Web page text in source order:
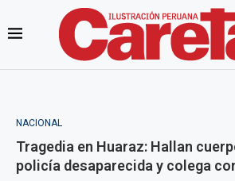
NACIONAL
Tragedia en Huaraz: Hallan
policía desaparecida y colega